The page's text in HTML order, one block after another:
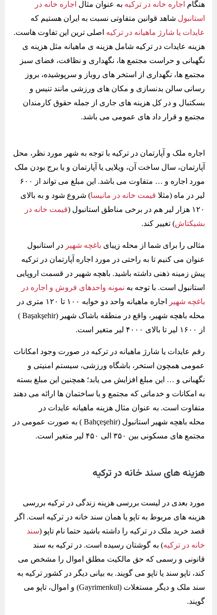
هنگام اجاره خانه در ترکیه به عنوان مثال اجاره خانه در
استانبول شاهد قوانین متفاوتی نسبت به ایران هستیم که
عایدات یا شارژ ماهیانه در ترکیه اصلی ترین این تفاوت هاست.
هزینه عایدات در ترکیه شامل هزینه ی ماهیانه مثل هزینه ی
نگهبانی و حراست مجتمع ها، نگهداری و نظافت، فضای سبز
مجتمع ها، نگهداری از استخر های روباز و سرپوشیده، بروز
رسانی سالن بدنسازی و مکان های ورزشی مانند تنیس و
بسکتبال و در کل هزینه های جاری از جمله حقوق کارمندان
مجتمع و قرار داد های عمومی می باشد.
اجاره ملک و آپارتمان در ترکیه با توجه به شهر مورد نظر، محل
آپارتمان، سال ساخت آن، ویلایی یا آپارتمان و یا برج بودن ملک
مورد اجاره و … متفاوت می باشد. این مبلغ می تواند از ۶۰۰
لیر در ماه (مثلا قیمت خانه در مانیسا) شروع شود و به بالای
۱۲۰ هزار لیر هم در برخی مناطق استانبول (
قیمت خانه در
بشیکتاش) تغییر کند.
مثالی را برای شما از محله زیبای باغچه شهیر در استانبول
عنوان می کنیم تا به راحتی در مورد اجاره آپارتمان در ترکیه
پیش زمینه ذهنی داشته باشید. باهچه شهیر در قسمت اروپایی
استانبول است. با توجه به نمونه واحدهای فروش و اجاره در
باغچه شهیر
اجاره ماهیانه واحد دو خوابه ۱۰۰ تا ۱۲۰ متری در
محله باهچه شهیر، واقع در منطقه باشاک شهیر (Başakşehir )
از ۱۶۰۰ لیر تا بالای ۴۰۰۰ لیر متغیر است.
رقم عایدات یا شارژ ماهیانه در ترکیه در صورت وجود امکانات
عمومی همچون استخر، باشگاه ورزشی، سیستم امنیتی و
نگهبانی و … این مبلغ افزایش می یابد؛ همچنین این مبلغ بسته
به امکانات و خدماتی که مجتمع و یا ساختمان ها ارائه می دهند
متفاوت است. به عنوان مثال هزینه ماهیانه عایدات در
محله باهچه شهیر استانبول (Bahçeşehir ) به صورت عمومی در
مجتمع های مسکونی بین ۳۵۰ الی ۴۵۰ لیر متغیر است.
هزینه های سند خانه در ترکیه
مورد بعدی در لیست بررسی هزینه زندگی در ترکیه بررسی
هزینه های مربوط به تاپو یا همان سند خانه در ترکیه است. اگر
قصد خرید ملک در ترکیه را داشته باشید حتما نام تاپو (سند
خانه در ترکیه) به گوشتان رسیده است. در ترکیه به سند
قانونی و رسمی که حق مالکیت مطلق اموال را مشخص می
کند، تاپو سند یا تاپو می گویند. به بیانی دیگر در کشور ترکیه به
سند ملک و دیگر مستغلات (Gayrimenkul) و اموال، تاپو می
گویند.